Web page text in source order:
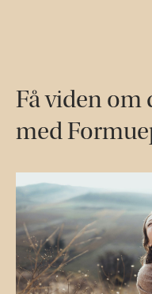
Få viden om
med